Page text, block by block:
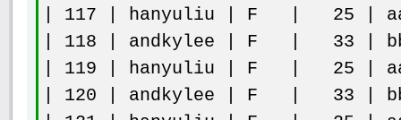
| 117 | hanyuliu | F | 25 |
| 118 | andkylee | F | 33 |
| 119 | hanyuliu | F | 25 |
| 120 | andkylee | F | 33 |